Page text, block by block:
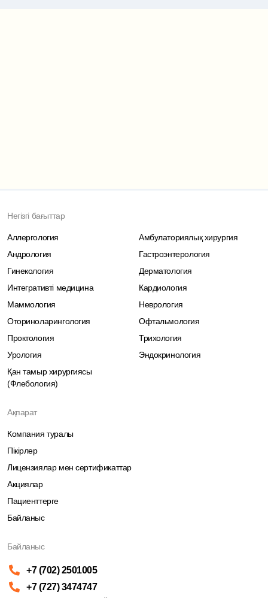
Негізгі бағыттар
Аллергология
Амбулаториялық хирургия
Андрология
Гастроэнтерология
Гинекология
Дерматология
Интегративті медицина
Кардиология
Маммология
Неврология
Оториноларингология
Офтальмология
Проктология
Трихология
Урология
Эндокринология
Қан тамыр хирургиясы
(Флебология)
Ақпарат
Компания туралы
Пікірлер
Лицензиялар мен сертификаттар
Акциялар
Пациенттерге
Байланыс
Байланыс
+7 (702) 2501005
+7 (727) 3474747